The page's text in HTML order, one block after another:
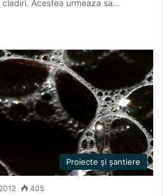
Acestea urmeaza sa…
Proiecte și șantiere
405